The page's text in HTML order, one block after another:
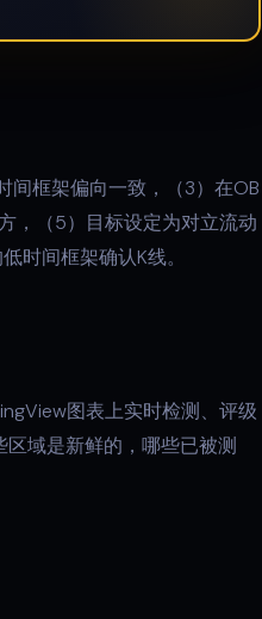
间框架偏向一致，（3）在OB
，（5）目标设定为对立流动
时间框架确认K线。
图表上实时检测、评级
域是新鲜的，哪些已被测